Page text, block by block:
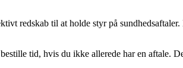
redskab til at holde styr på
tid, hvis du ikke allerede har en aftale.